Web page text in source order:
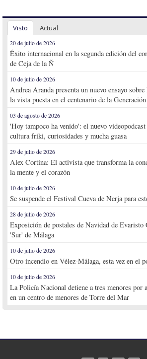
Visto Actual
20 de julio de 2026
Éxito internacional en la segunda edición del
de Ceja de la Ñ
10 de julio de 2026
Andrea Aranda presenta un nuevo ensayo
la vista puesta en el centenario de la
03 de agosto de 2026
'Hoy tampoco ha venido': el nuevo
cultura friki, curiosidades y mucha guasa
29 de julio de 2026
Alex Cortina: El activista que transforma la
la mente y el corazón
10 de julio de 2026
Se suspende el Festival Cueva de Nerja para
28 de julio de 2026
Exposición de postales de Navidad de Evaristo
'Sur' de Málaga
10 de julio de 2026
Otro incendio en Vélez-Málaga, esta vez en el
10 de julio de 2026
La Policía Nacional detiene a tres menores por
en un centro de menores de Torre del Mar